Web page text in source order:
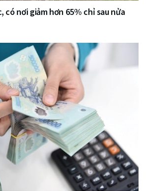
có nơi giảm hơn 65% chỉ sau nửa